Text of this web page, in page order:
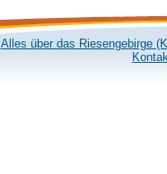
Alles über das Riesengebirge